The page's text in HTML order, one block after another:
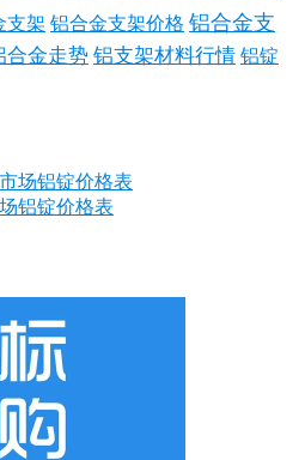
支架 铝合金支架价格 铝合金支
合金走势 铝支架材料行情 铝锭
铝锭价格表